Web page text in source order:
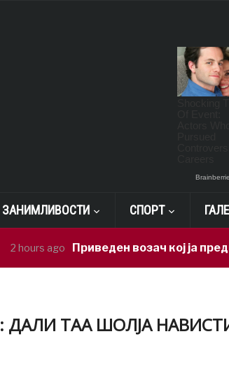
ЗАНИМЛИВОСТИ СПОРТ
Приведен возач кој ја
ТАА ШОЛЈА